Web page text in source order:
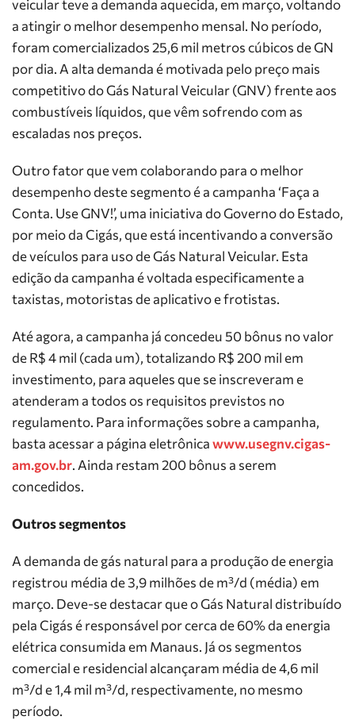
veicular teve a demanda aquecida, em março, voltando
a atingir o melhor desempenho mensal. No período,
foram comercializados 25,6 mil metros cúbicos de GN
por dia. A alta demanda é motivada pelo preço mais
competitivo do Gás Natural Veicular (GNV) frente aos
combustíveis líquidos, que vêm sofrendo com as
escaladas nos preços.
Outro fator que vem colaborando para o melhor
desempenho deste segmento é a campanha ‘Faça a
Conta. Use GNV!’, uma iniciativa do Governo do Estado,
por meio da Cigás, que está incentivando a conversão
de veículos para uso de Gás Natural Veicular. Esta
edição da campanha é voltada especificamente a
taxistas, motoristas de aplicativo e frotistas.
Até agora, a campanha já concedeu 50 bônus no valor
de R$ 4 mil (cada um), totalizando R$ 200 mil em
investimento, para aqueles que se inscreveram e
atenderam a todos os requisitos previstos no
regulamento. Para informações sobre a campanha,
basta acessar a página eletrônicawww.usegnv.cigas-
am.gov.br. Ainda restam 200 bônus a serem
concedidos.
Outros segmentos
A demanda de gás natural para a produção de energia
registrou média de 3,9 milhões de m³/d (média) em
março. Deve-se destacar que o Gás Natural distribuído
pela Cigás é responsável por cerca de 60% da energia
elétrica consumida em Manaus. Já os segmentos
comercial e residencial alcançaram média de 4,6 mil
m³/d e 1,4 mil m³/d, respectivamente, no mesmo
período.